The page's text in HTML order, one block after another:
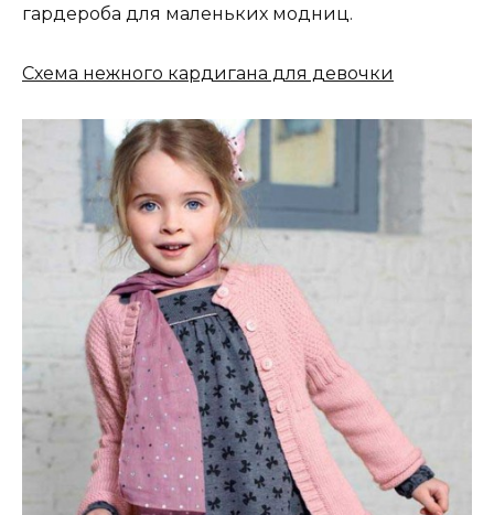
гардероба для маленьких модниц.
Схема нежного кардигана для девочки